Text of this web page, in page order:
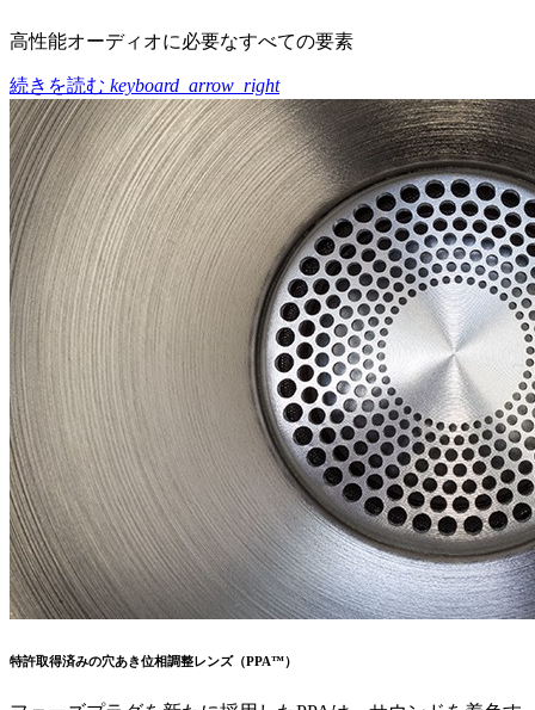
高性能オーディオに必要なすべての要素
続きを読む keyboard_arrow_right
特許取得済みの穴あき位相調整レンズ（PPA™）